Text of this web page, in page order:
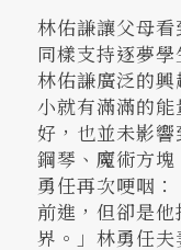
林佑謙讓父母
同樣支持逐夢學
林佑謙廣泛的
小就有滿滿的
好，也並未影響
鋼琴、魔術方
勇任再次哽咽
前進，但卻是
界。」林勇任